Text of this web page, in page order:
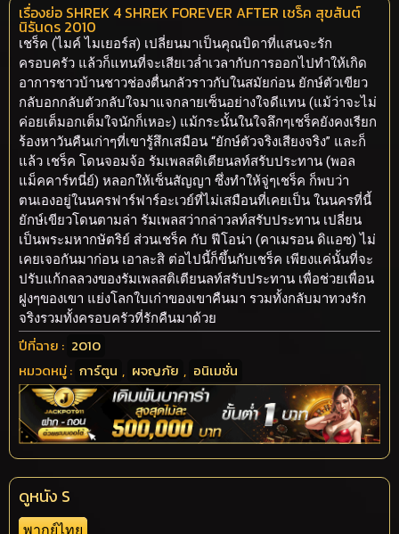
เรื่องย่อ SHREK 4 SHREK FOREVER AFTER เชร็ค สุขสันต์
นิรันดร 2010
เชร็ค (ไมค์ ไมเยอร์ส) เปลี่ยนมาเป็นคุณบิดาที่แสนจะรัก
ครอบครัว แล้วก็แทนที่จะเสียเวล่ำเวลากับการออกไปทำให้เกิด
อาการชาวบ้านชาวช่องตื่นกลัวราวกับในสมัยก่อน ยักษ์ตัวเขียว
กลับอกกลับตัวกลับใจมาแจกลายเซ็นอย่างใจดีแทน (แม้ว่าจะไม่
ค่อยเต็มอกเต็มใจนักก็เหอะ) แม้กระนั้นในใจลึกๆเชร็คยังคงเรียก
ร้องหาวันคืนเก่าๆที่เขารู้สึกเสมือน “ยักษ์ตัวจริงเสียงจริง” และก็
แล้ว เชร็ค โดนจอมจ้อ รัมเพลสติเตียนลท์สรับประทาน (พอล
แม็คคาร์ทนี่ย์) หลอกให้เซ็นสัญญา ซึ่งทำให้จู่ๆเชร็ค ก็พบว่า
ตนเองอยู่ในนครฟาร์ฟาร์อะเวย์ที่ไม่เสมือนที่เคยเป็น ในนครที่นี้
ยักษ์เขียวโดนตามล่า รัมเพลสว่ากล่าวลท์สรับประทาน เปลี่ยน
เป็นพระมหากษัตริย์ ส่วนเชร็ค กับ ฟีโอน่า (คาเมรอน ดิแอซ) ไม่
เคยเจอกันมาก่อน เอาละสิ ต่อไปนี้ก็ขึ้นกับเชร็ค เพียงแค่นั้นที่จะ
ปรับแก้กลลวงของรัมเพลสติเตียนลท์สรับประทาน เพื่อช่วยเพื่อน
ฝูงๆของเขา แย่งโลกใบเก่าของเขาคืนมา รวมทั้งกลับมาทวงรัก
จริงรวมทั้งครอบครัวที่รักคืนมาด้วย
ปีที่ฉาย : 2010
หมวดหมู่ : การ์ตูน , ผจญภัย , อนิเมชั่น
ดูหนัง S
พากย์ไทย